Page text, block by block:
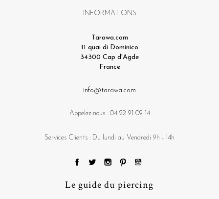
INFORMATIONS
Tarawa.com
11 quai di Dominico
34300 Cap d'Agde
France
info@tarawa.com
Appelez-nous : 04 22 91 09 14
Services Clients : Du lundi au Vendredi 9h - 14h
Le guide du piercing